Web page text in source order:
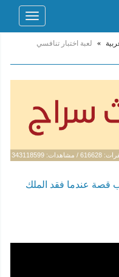
Toggle
»
لعبة اختبار تنافسي
/ مشاهدات: 343118599
قصة عندما فقد الملك